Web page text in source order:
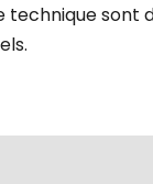
technique sont